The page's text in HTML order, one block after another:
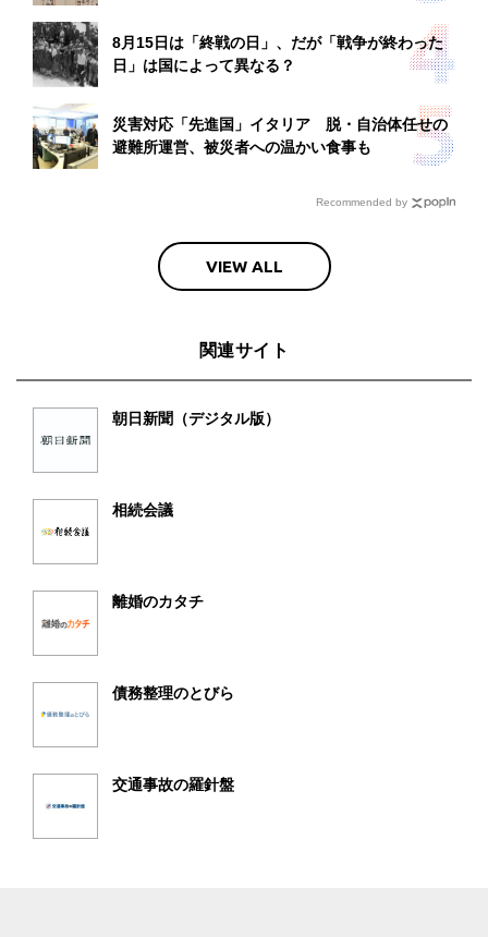
8月15日は「終戦の日」、だが「戦争が終わった
日」は国によって異なる？
災害対応「先進国」イタリア 脱・自治体任せの
避難所運営、被災者への温かい食事も
Recommended by
VIEW ALL
関連サイト
朝日新聞（デジタル版）
相続会議
離婚のカタチ
債務整理のとびら
交通事故の羅針盤